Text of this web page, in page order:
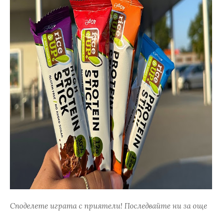
Споделете играта с приятели! Последвайте ни за още